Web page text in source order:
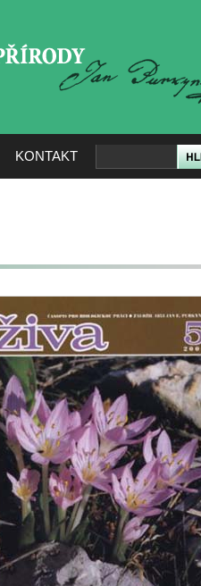
KONTAKT